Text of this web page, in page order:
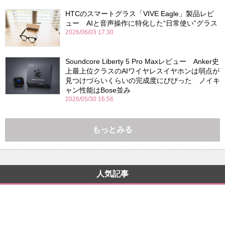
HTCのスマートグラス「VIVE Eagle」製品レビ
ュー AIと音声操作に特化した“日常使い”グラス
2026/06/03 17:30
Soundcore Liberty 5 Pro Maxレビュー Anker史
上最上位クラスのAIワイヤレスイヤホンは弱点が
見つけづらいくらいの完成度にびびった ノイキ
ャン性能はBose並み
2026/05/30 16:56
もっとみる
人気記事